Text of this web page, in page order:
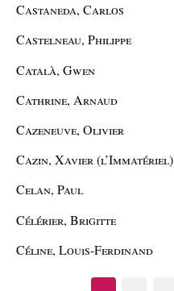
Castaneda, Carlos
Castelneau, Philippe
Català, Gwen
Cathrine, Arnaud
Cazeneuve, Olivier
Cazin, Xavier (l’Immatériel)
Celan, Paul
Célérier, Brigitte
Céline, Louis-Ferdinand